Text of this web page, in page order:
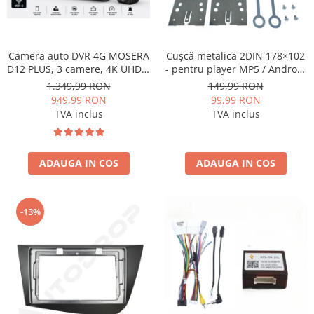
Rame adaptoare Dacia
Rame adaptoare BMW
Rame adaptoare Seat
Rame adaptoare Renault
Rame adaptoare Volvo
Rame adaptoare Honda
Rame adaptoare Peugeot
Rame adaptoare Citroen
Camera auto DVR 4G MOSERA
D12 PLUS, 3 camere, 4K UHD +
Full HD + Full HD, Sony
IMX415, GPS Tracking, WiFi 6,
Night Vision IR, Cloud Live
aplicatie mobil + PC
1.349,99 RON
949,99 RON
TVA inclus
ADAUGA IN COS
Cușcă metalică 2DIN 178×102
- pentru player MP5 / Android
universal
149,99 RON
99,99 RON
TVA inclus
ADAUGA IN COS
-13%